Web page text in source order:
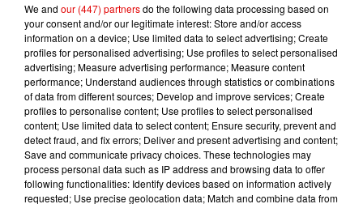
IAN STORM
Losing My Religon
BLACK EYED PEAS
The Time (dirty Bit)
OFENBACH
Miles Away
We and our (447) partnersdo the following data processing based on
your consent and/or our legitimate interest: Store and/or access
information on a device; Use limited data to select advertising; Create
profiles for personalised advertising; Use profiles to select personalised
advertising; Measure advertising performance; Measure content
performance; Understand audiences through statistics or combinations
of data from different sources; Develop and improve services; Create
profiles to personalise content; Use profiles to select personalised
content; Use limited data to select content; Ensure security, prevent and
detect fraud, and fix errors; Deliver and present advertising and content;
Save and communicate privacy choices. These technologies may
process personal data such as IP address and browsing data to offer
following functionalities: Identify devices based on information actively
requested; Use precise geolocation data; Match and combine data from